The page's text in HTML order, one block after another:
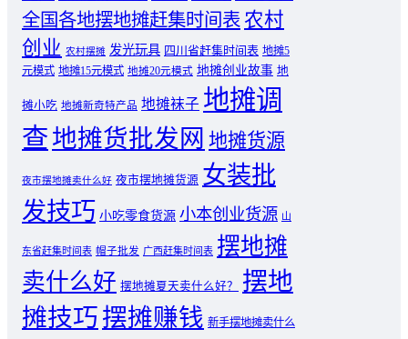
全国各地摆地摊赶集时间表 农村
创业 农村摆摊 发光玩具 四川省赶集时间表 地摊5
元模式 地摊15元模式 地摊20元模式 地摊创业故事 地
摊小吃 地摊新奇特产品 地摊袜子 地摊调
查地摊货批发网 地摊货源
夜市摆地摊卖什么好 夜市摆地摊货源 女装批
发技巧 小吃零食货源 小本创业货源 山
东省赶集时间表 帽子批发 广西赶集时间表 摆地摊
卖什么好 摆地摊夏天卖什么好？
摆地
摊技巧摆摊赚钱 新手摆地摊卖什么